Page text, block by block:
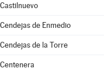
Castilnuevo
Cendejas de Enmedio
Cendejas de la Torre
Centenera